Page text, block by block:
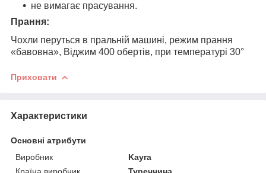
не вимагає прасування.
Прання:
Чохли перуться в пральній машині, режим прання
«бавовна», Віджим 400 обертів, при температурі 30°
Приховати
Характеристики
Основні атрибути
Виробник
Kayra
Країна виробник
Туреччина